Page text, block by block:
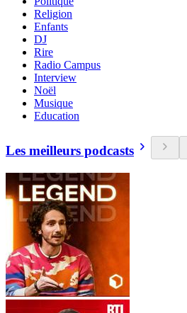
Religion
Enfants
DJ
Rire
Radio Campus
Interview
Noël
Musique
Education
Les meilleurs podcasts